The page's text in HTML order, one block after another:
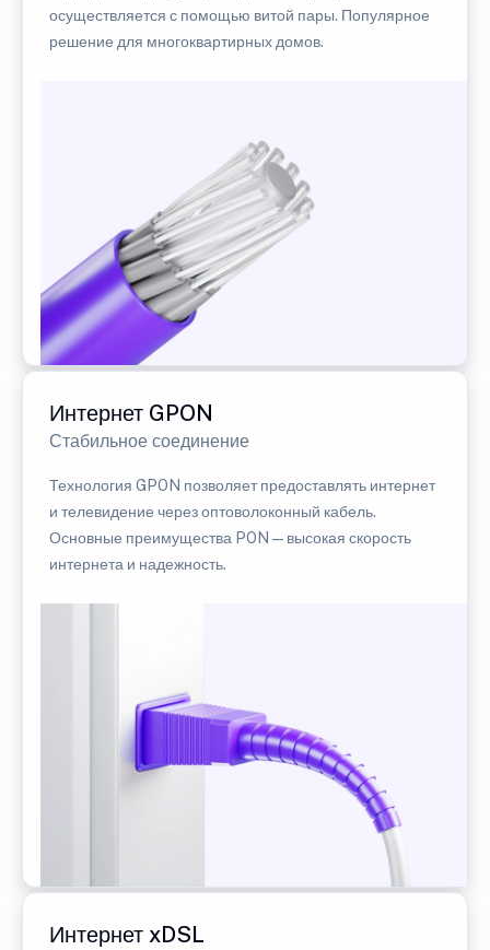
осуществляется с помощью витой пары. Популярное
решение для многоквартирных домов.
Интернет GPON
Стабильное соединение
Технология GPON позволяет предоставлять интернет
и телевидение через оптоволоконный кабель.
Основные преимущества PON — высокая скорость
интернета и надежность.
Интернет xDSL